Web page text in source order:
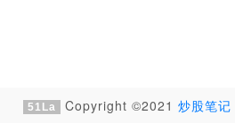
51La Copyright ©2021 炒股笔记